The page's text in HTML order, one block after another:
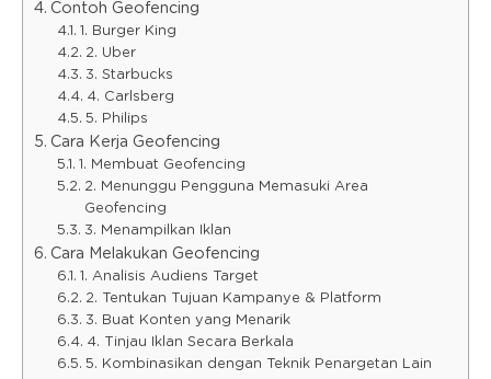
Contoh Geofencing
1. Burger King
2. Uber
3. Starbucks
4. Carlsberg
5. Philips
Cara Kerja Geofencing
1. Membuat Geofencing
2. Menunggu Pengguna Memasuki Area
Geofencing
3. Menampilkan Iklan
Cara Melakukan Geofencing
1. Analisis Audiens Target
2. Tentukan Tujuan Kampanye & Platform
3. Buat Konten yang Menarik
4. Tinjau Iklan Secara Berkala
5. Kombinasikan dengan Teknik Penargetan Lain